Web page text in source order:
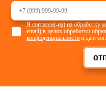
Я согласен(-на) на
email) в целях обработки
конфиденциальности и даю